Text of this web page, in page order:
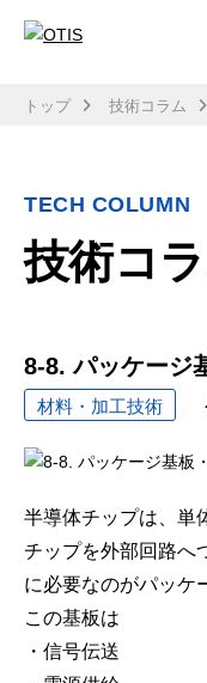
トップ 技術コラム
TECH COLUMN
技術コ
8-8. パッケージ
材料・加工技術
半導体チップは、単
チップを外部回路へ
に必要なのがパッケ
この基板は
・信号伝送